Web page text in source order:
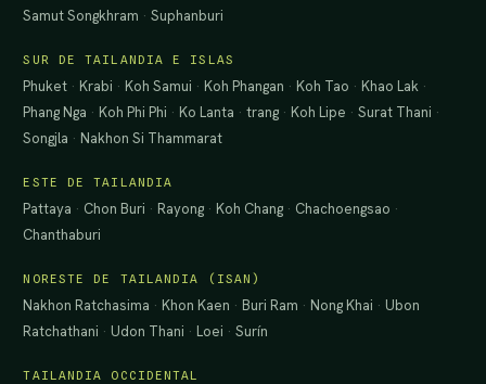
Samut Songkhram ·Suphanburi
SUR DE TAILANDIA E ISLAS
Phuket · Krabi · Koh Samui · Koh Phangan · Koh Tao · Khao Lak ·
Phang Nga · Koh Phi Phi · Ko Lanta ·trang · Koh Lipe ·Surat Thani ·
Songjla · Nakhon Si Thammarat
ESTE DE TAILANDIA
Pattaya · Chon Buri · Rayong · Koh Chang · Chachoengsao ·
Chanthaburi
NORESTE DE TAILANDIA (ISAN)
Nakhon Ratchasima · Khon Kaen · Buri Ram · Nong Khai · Ubon
Ratchathani · Udon Thani · Loei ·Surín
TAILANDIA OCCIDENTAL